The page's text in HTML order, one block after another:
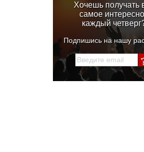
Хочешь получать
самое
каждый
Подпишись на нашу